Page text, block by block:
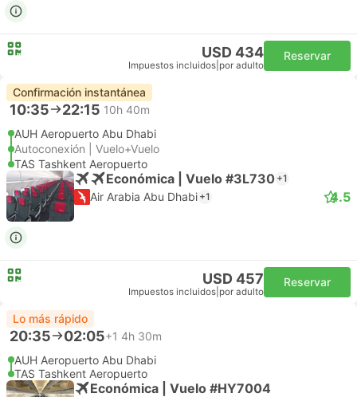
USD 434
Impuestos incluidos por adulto
Reservar
Confirmación instantánea
10:35 22:15 10h 40m
AUH Aeropuerto Abu Dhabi
Autoconexión | Vuelo+Vuelo
TAS Tashkent Aeropuerto
Económica | Vuelo #3L730 +1
Air Arabia Abu Dhabi +1 4.5
USD 457
Impuestos incluidos por adulto
Reservar
Lo más rápido
20:35 02:05+1 4h 30m
AUH Aeropuerto Abu Dhabi
TAS Tashkent Aeropuerto
Económica | Vuelo #HY7004